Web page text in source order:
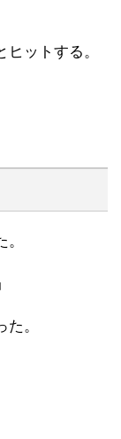
ヒットする。
。